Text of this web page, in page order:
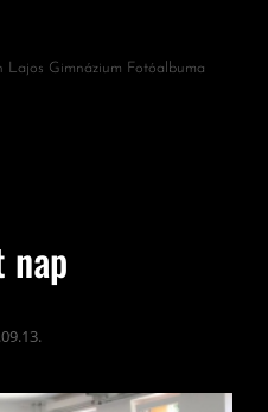
Lajos Gimnázium Fotóalbuma
nap